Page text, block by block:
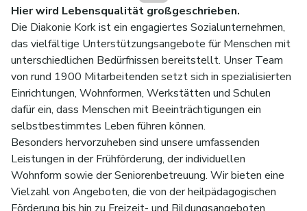
Hier wird Lebensqualität großgeschrieben.
Die Diakonie Kork ist ein engagiertes Sozialunternehmen,
das vielfältige Unterstützungsangebote für Menschen mit
unterschiedlichen Bedürfnissen bereitstellt. Unser Team
von rund 1900 Mitarbeitenden setzt sich in spezialisierten
Einrichtungen, Wohnformen, Werkstätten und Schulen
dafür ein, dass Menschen mit Beeinträchtigungen ein
selbstbestimmtes Leben führen können.
Besonders hervorzuheben sind unsere umfassenden
Leistungen in der Frühförderung, der individuellen
Wohnform sowie der Seniorenbetreuung. Wir bieten eine
Vielzahl von Angeboten, die von der heilpädagogischen